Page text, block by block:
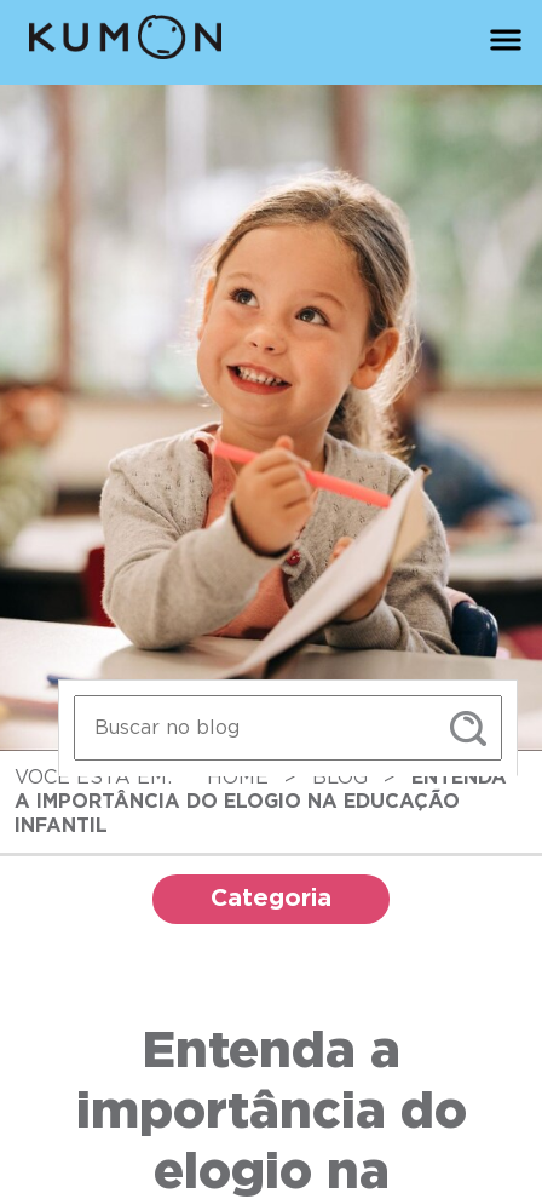
VOCÊ ESTÁ EM: HOME > BLOG >
ENTENDA
A IMPORTÂNCIA DO ELOGIO NA EDUCAÇÃO
INFANTIL
Categoria
Entenda a
importância do
elogio na